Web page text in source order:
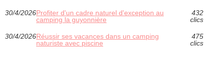
30/4/2026Profiter d'un cadre naturel d'exception au
camping la guyonnière
432
clics
30/4/2026Réussir ses vacances dans un camping
naturiste avec piscine
475
clics